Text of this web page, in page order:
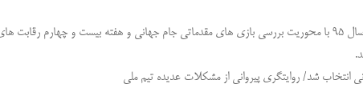
انتخاب شد/ روایتگری پیروانی از مشکلات عدیده تیم ملی